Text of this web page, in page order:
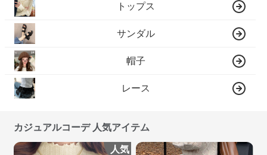
トップス
サンダル
帽子
レース
カジュアルコーデ 人気アイテム
人気